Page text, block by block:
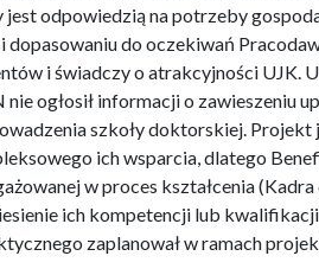
jest odpowiedzią na potrzeby
dopasowaniu do oczekiwań
i świadczy o atrakcyjności UJK.
nie ogłosił informacji o zawieszeniu
szkoły doktorskiej.
ich wsparcia, dlatego
w proces kształcenia
ich kompetencji lub
zaplanował w ramach